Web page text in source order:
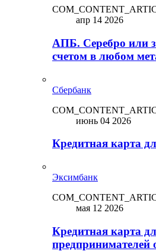
апр 14 2026
АПБ. Серебро или
счетом в любом
Сбербанк
июнь 04 2026
Кредитная карта
Эксимбанк
мая 12 2026
Кредитная карта
предпринимателей